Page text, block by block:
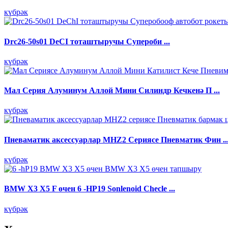
күбрәк
Drc26-50s01 DeCI тоташтыручы Супероби ...
күбрәк
Мал Серия Алуминум Аллой Мини Силиндр Кечкенә П ...
күбрәк
Пневаматик аксессуарлар MHZ2 Сериясе Пневматик Фин
күбрәк
BMW X3 X5 F өчен 6 -HP19 Sonlenoid Checle ...
күбрәк